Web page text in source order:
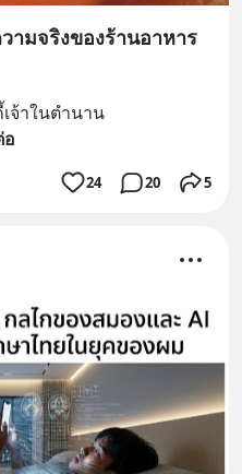
ามจริงของร้านอาหาร
จ้าในตำนาน
24 20 5